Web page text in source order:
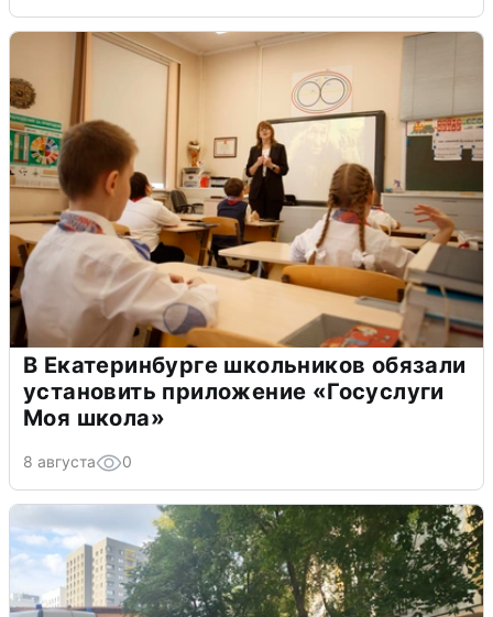
В Екатеринбурге школьников обязали
установить приложение «Госуслуги
Моя школа»
8 августа 0